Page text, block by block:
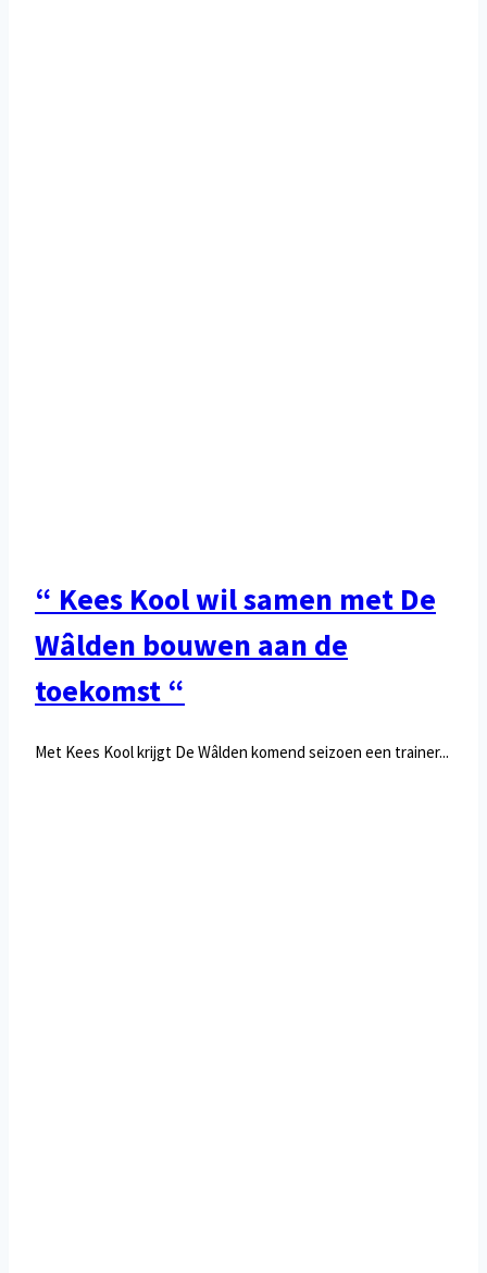
“ Kees Kool wil samen met De
Wâlden bouwen aan de
toekomst “
Met Kees Kool krijgt De Wâlden komend seizoen een trainer...